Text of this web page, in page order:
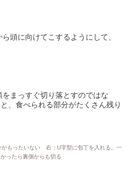
頭に向けてこするようにして、
まっすぐ切り落とすのではな
、食べられる部分がたくさん残り
がもったいない 右：U字型に包丁を入れる。一
ったら裏側からも切る